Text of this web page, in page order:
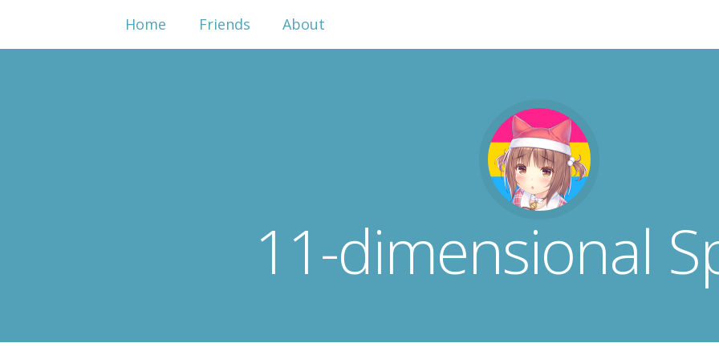
11-dimensional
Home Friends About